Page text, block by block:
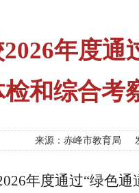
年度
检和综合考
来源：赤峰市教育局
年度通过“绿色